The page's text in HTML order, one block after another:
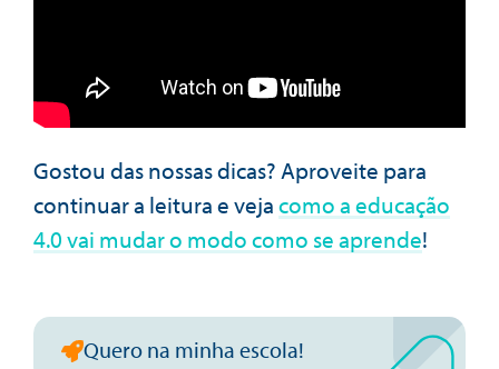
Gostou das nossas dicas? Aproveite para
continuar a leitura e vejacomo a educação
4.0 vai mudar o modo como se aprende!
Quero na minha escola!